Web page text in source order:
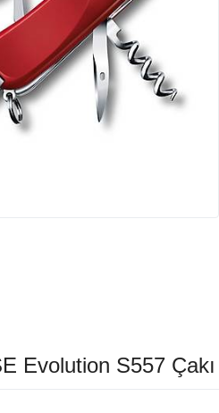
Evolution S557 Çakı